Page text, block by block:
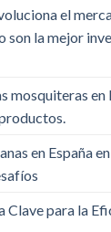
el
son la mejor
mosquiteras
en España
Clave para la